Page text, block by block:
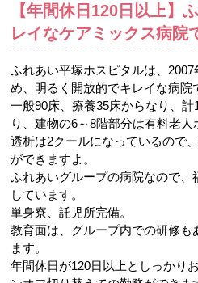
【年間休日120日以上】
レイなケアミックス病院
ふれあい平塚ホスピタルは、
め、明るく開放的でキレイな病院
一般90床、療養35床からなり、
り、建物の6～8階部分は有料老人
透析は2クールになっているので
ができますよ。
ふれあいグループの病院なので
しています。
単身寮、託児所完備。
教育面は、グループ内での研修も
ます。
年間休日が120日以上としっかり